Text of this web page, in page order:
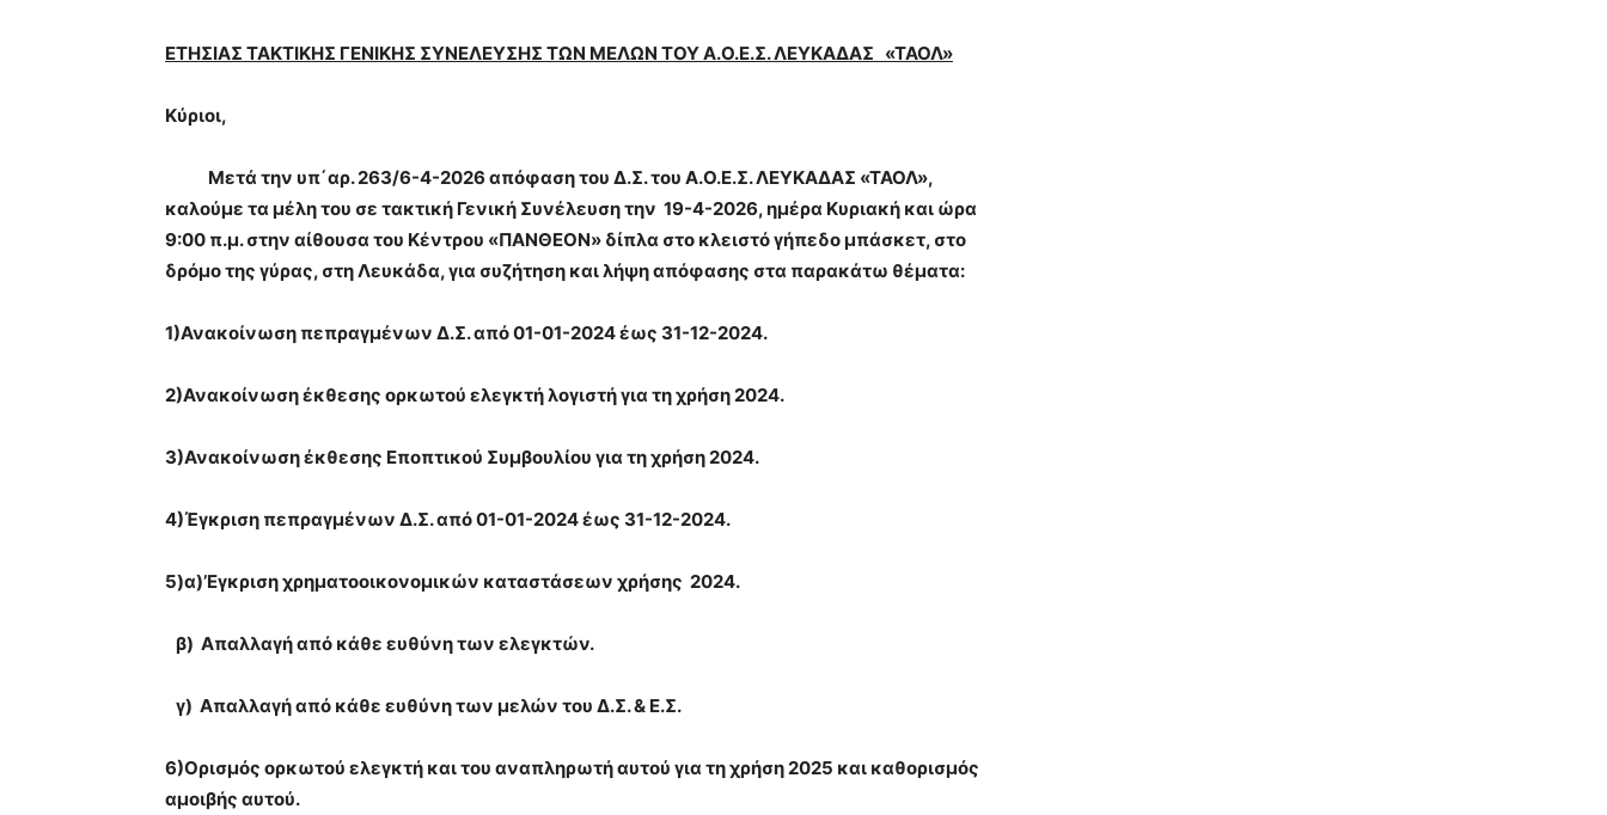
ΕΤΗΣΙΑΣ ΤΑΚΤΙΚΗΣ ΓΕΝΙΚΗΣ ΣΥΝΕΛΕΥΣΗΣ ΤΩΝ ΜΕΛΩΝ ΤΟΥ Α.Ο.Ε.Σ. ΛΕΥΚΑΔΑΣ «ΤΑΟΛ»
Κύριοι,
Μετά την υπ΄αρ. 263/6-4-2026 απόφαση του Δ.Σ. του Α.Ο.Ε.Σ. ΛΕΥΚΑΔΑΣ «ΤΑΟΛ»,
καλούμε τα μέλη του σε τακτική Γενική Συνέλευση την 19-4-2026, ημέρα Κυριακή και ώρα
9:00 π.μ. στην αίθουσα του Κέντρου «ΠΑΝΘΕΟΝ» δίπλα στο κλειστό γήπεδο μπάσκετ, στο
δρόμο της γύρας, στη Λευκάδα, για συζήτηση και λήψη απόφασης στα παρακάτω θέματα:
1)Ανακοίνωση πεπραγμένων Δ.Σ. από 01-01-2024 έως 31-12-2024.
2)Ανακοίνωση έκθεσης ορκωτού ελεγκτή λογιστή για τη χρήση 2024.
3)Ανακοίνωση έκθεσης Εποπτικού Συμβουλίου για τη χρήση 2024.
4)Έγκριση πεπραγμένων Δ.Σ. από 01-01-2024 έως 31-12-2024.
5)α)’Εγκριση χρηματοοικονομικών καταστάσεων χρήσης 2024.
β) Απαλλαγή από κάθε ευθύνη των ελεγκτών.
γ) Απαλλαγή από κάθε ευθύνη των μελών του Δ.Σ. & Ε.Σ.
6)Ορισμός ορκωτού ελεγκτή και του αναπληρωτή αυτού για τη χρήση 2025 και καθορισμός
αμοιβής αυτού.